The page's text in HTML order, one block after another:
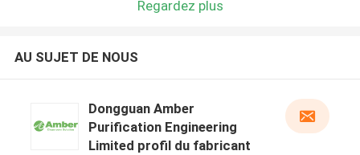
Regardez plus
AU SUJET DE NOUS
Dongguan Amber
Purification Engineering
Limited profil du fabricant